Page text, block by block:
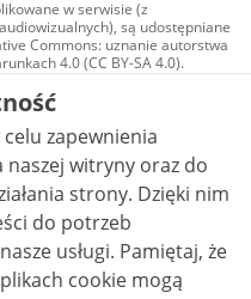
w serwisie (z
są udostępniane
Commons: uznanie autorstwa
4.0 (CC BY-SA 4.0).
w tym zdjęcia, materiały
na licencji typu
autorstwa użycie
zależnych 4.0 (CC BY-
to stwierdzone inaczej.
zapewnienia
witryny oraz do
Dzięki nim
do potrzeb
Pamiętaj, że
cookie mogą